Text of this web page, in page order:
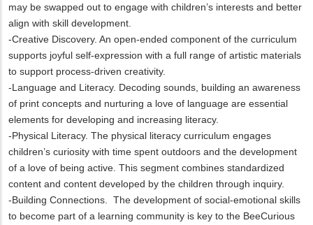
may be swapped out to engage with children’s interests and better
align with skill development.
-Creative Discovery. An open-ended component of the curriculum
supports joyful self-expression with a full range of artistic materials
to support process-driven creativity.
-Language and Literacy. Decoding sounds, building an awareness
of print concepts and nurturing a love of language are essential
elements for developing and increasing literacy.
-Physical Literacy. The physical literacy curriculum engages
children’s curiosity with time spent outdoors and the development
of a love of being active. This segment combines standardized
content and content developed by the children through inquiry.
-Building Connections. The development of social-emotional skills
to become part of a learning community is key to the BeeCurious